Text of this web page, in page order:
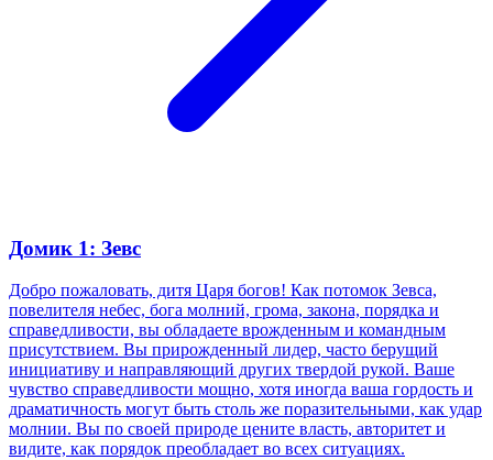
Домик 1: Зевс
Добро пожаловать, дитя Царя богов! Как потомок Зевса,
повелителя небес, бога молний, грома, закона, порядка и
справедливости, вы обладаете врожденным и командным
присутствием. Вы прирожденный лидер, часто берущий
инициативу и направляющий других твердой рукой. Ваше
чувство справедливости мощно, хотя иногда ваша гордость и
драматичность могут быть столь же поразительными, как удар
молнии. Вы по своей природе цените власть, авторитет и
видите, как порядок преобладает во всех ситуациях.